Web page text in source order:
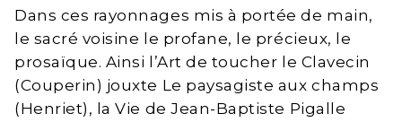
Dans ces rayonnages mis à portée de main,
le sacré voisine le profane, le précieux, le
prosaïque. Ainsi l’Art de toucher le Clavecin
(Couperin) jouxte Le paysagiste aux champs
(Henriet), la Vie de Jean-Baptiste Pigalle